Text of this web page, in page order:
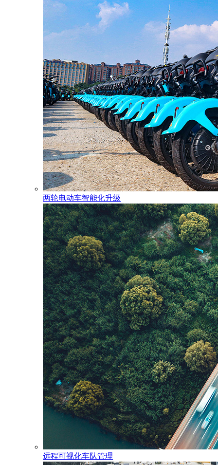
两轮电动车智能化升级
远程可视化车队管理